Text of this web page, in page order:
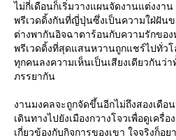
ไม่กี่เดือนก็เริ่มวางแผนจัดงานแต่งงา
พรีเวดดิ้งกันที่ญี่ปุ่นซึ่งเป็นความใฝ่ฝัน
ต่างพากันอิจฉาตาร้อนกับความรักขอ
พรีเวดดิ้งที่สุดแสนหวานถูกแชร์ไปทั่ว
ทุกคนลงความเห็นเป็นเสียงเดียวกันว่
ภรรยากัน
งานมงคลจะถูกจัดขึ้นอีกไม่ถึงสองเดือ
เดินทางไปยังเมืองกวางโจวเพื่อดูเครื่
เกี่ยวข้องกับกิจการของเขา ใจจริงก็อ